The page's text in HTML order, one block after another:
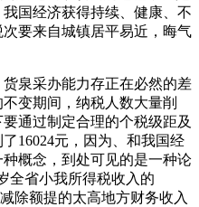
国经济获得持续、健康、不
要来自城镇居平易近，晦气
泉采办能力存正在必然的差
变期间，纳税人数大量削
通过制定合理的个税级距及
16024元，因为、和我国经
概念，到处可见的是一种论
全省小我所得税收入的
除额提的太高地方财务收入